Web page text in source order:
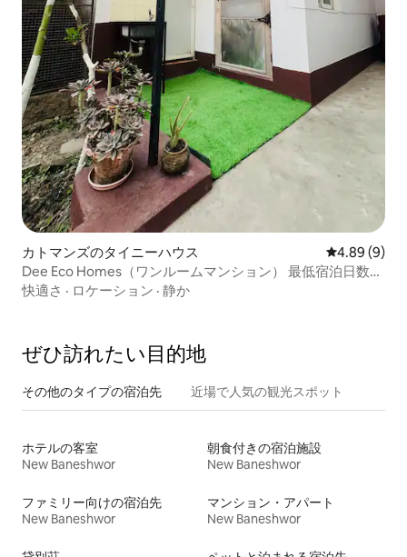
カトマンズのタイニーハウス レビュー9件
4.89 (9)
Dee Eco Homes（ワンルームマンション） 最低宿泊日数：
3泊
快適さ · ロケーション · 静か
ぜひ訪⁠れ⁠た⁠い目⁠的⁠地
その他のタ⁠イ⁠プ⁠の宿⁠泊⁠先 近場で人気の観光スポット
ホテルの客室
New Baneshwor
朝食付きの宿泊施設
New Baneshwor
ファミリー向けの宿泊先
New Baneshwor
マンション・アパート
New Baneshwor